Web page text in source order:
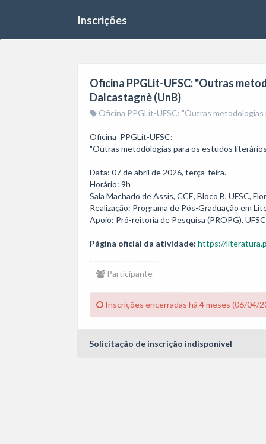
Inscrições
Oficina PPGLit-UFSC: "Outras
Dalcastagnè (UnB)
Oficina PPGLit-UFSC: "Outras
Oficina  PPGLit-UFSC:
"Outras metodologias para os estudos
Data: 07 de abril de 2026, terça-feira.
Horário: 9h
Sala Machado de Assis, CCE, Bloco B, UFSC,
Realização: Programa de Pós-Graduação em
Apoio: Pró-reitoria de Pesquisa (PROPG),
Página oficial da atividade: https://
Participante
Inscrições encerradas há 4 meses (06/04/
Solicitação de inscrição indisponível